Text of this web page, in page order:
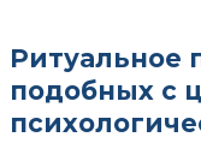
Ритуальное
подобных с